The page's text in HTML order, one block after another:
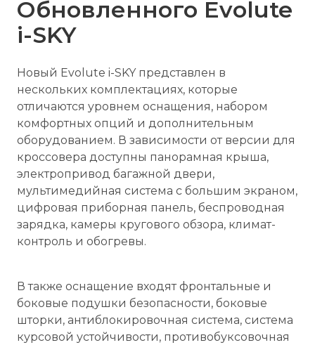
Обновленного Evolute
i-SKY
Новый Evolute i-SKY представлен в
нескольких комплектациях, которые
отличаются уровнем оснащения, набором
комфортных опций и дополнительным
оборудованием. В зависимости от версии для
кроссовера доступны панорамная крыша,
электропривод багажной двери,
мультимедийная система с большим экраном,
цифровая приборная панель, беспроводная
зарядка, камеры кругового обзора, климат-
контроль и обогревы.
В также оснащение входят фронтальные и
боковые подушки безопасности, боковые
шторки, антиблокировочная система, система
курсовой устойчивости, противобуксовочная